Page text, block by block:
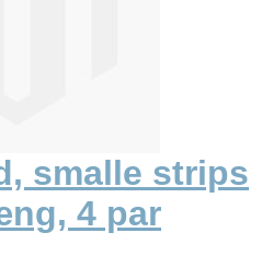
smalle strips
4 par